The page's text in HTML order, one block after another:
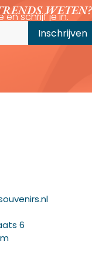
WETEN?
en schrijf je in.
6